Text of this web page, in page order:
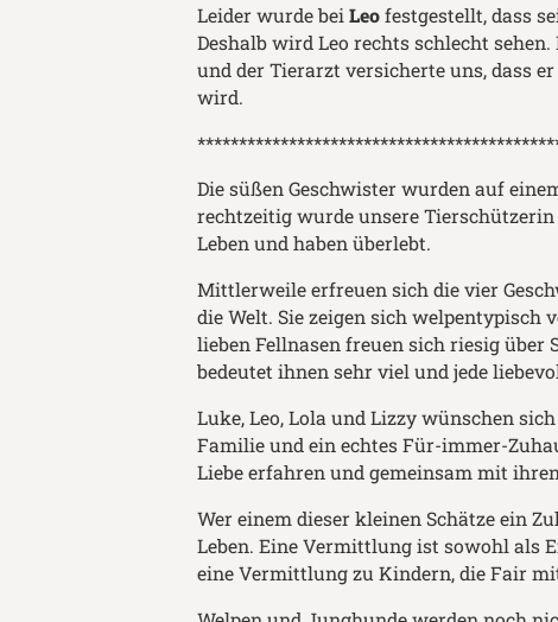
Leider wurde beiLeofestgestellt, dass
Deshalb wird Leo rechts schlecht
und der Tierarzt versicherte uns, dass
wird.
Die süßen Geschwister wurden auf
rechtzeitig wurde unsere
Leben und haben überlebt.
Mittlerweile erfreuen sich die vier
die Welt. Sie zeigen sich welpentypisch
lieben Fellnasen freuen sich riesig
bedeutet ihnen sehr viel und jede
Luke, Leo, Lola und Lizzy wünschen
Familie und ein echtes Für-immer-
Liebe erfahren und gemeinsam mit
Wer einem dieser kleinen Schätze ein
Leben. Eine Vermittlung ist sowohl als
eine Vermittlung zu Kindern, die Fair